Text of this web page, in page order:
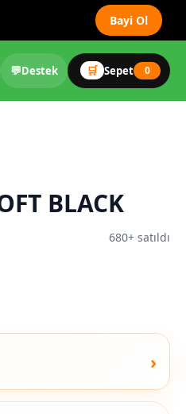
Bayi Ol
💬Destek 🛒 Sepet 0
BLACK
680+ satıldı
›